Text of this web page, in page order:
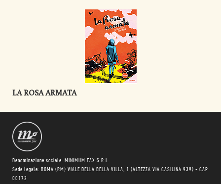
LA ROSA ARMATA
Denominazione sociale: MINIMUM FAX S.R.L.
Sede legale: ROMA (RM) VIALE DELLA BELLA VILLA, 1 (ALTEZZA VIA CASILINA 939) - CAP
00172